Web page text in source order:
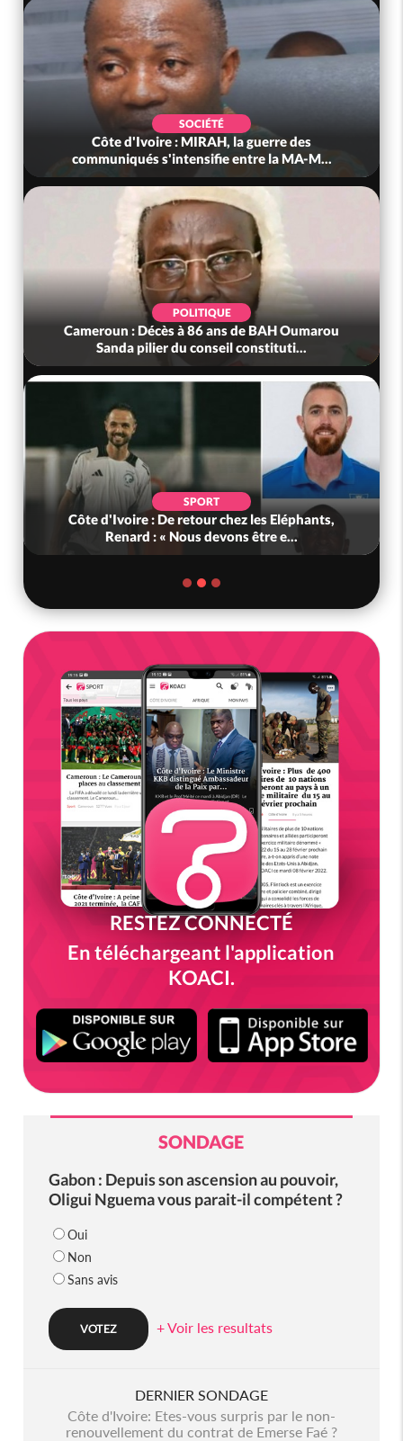
SOCIÉTÉ
Côte d'Ivoire : MIRAH, la guerre des
communiqués s'intensifie entre la MA-M...
POLITIQUE
Cameroun : Décès à 86 ans de BAH Oumarou
Sanda pilier du conseil constituti...
SPORT
Côte d'Ivoire : De retour chez les Eléphants,
Renard : « Nous devons être e...
RESTEZ CONNECTÉ
En téléchargeant l'application
KOACI.
SONDAGE
Gabon : Depuis son ascension au pouvoir,
Oligui Nguema vous parait-il compétent ?
Oui
Non
Sans avis
+ Voir les resultats
DERNIER SONDAGE
Côte d'Ivoire: Etes-vous surpris par le non-
renouvellement du contrat de Emerse Faé ?